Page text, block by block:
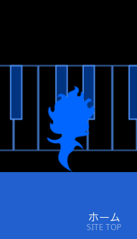
ホーム
SITE TOP